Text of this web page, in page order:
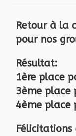
Retour à la
pour nos
Résultat:
1ère place
3ème place
4ème place